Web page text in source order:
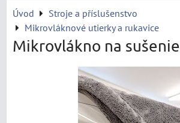
Úvod
Stroje a příslušenstvo
Mikrovláknové utierky a rukavice
Mikrovlákno na sušenie